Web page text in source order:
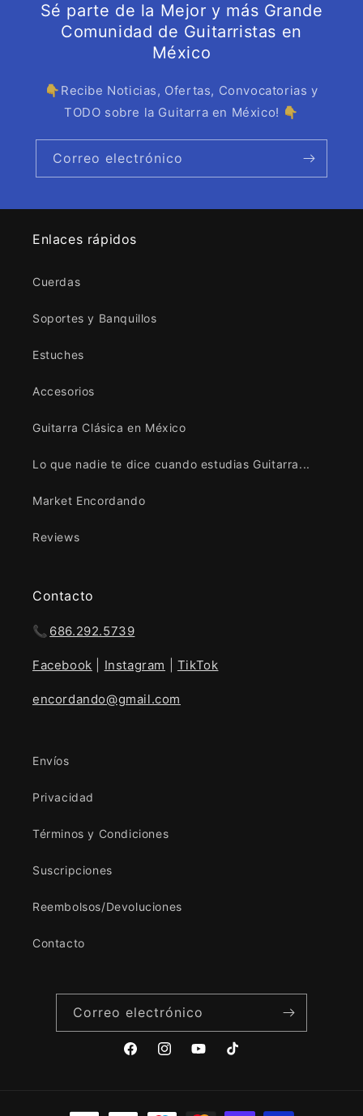
Sé parte de la Mejor y más Grande
Comunidad de Guitarristas en
México
👇Recibe Noticias, Ofertas, Convocatorias y
TODO sobre la Guitarra en México! 👇
Correo electrónico
Enlaces rápidos
Cuerdas
Soportes y Banquillos
Estuches
Accesorios
Guitarra Clásica en México
Lo que nadie te dice cuando estudias Guitarra...
Market Encordando
Reviews
Contacto
📞 686.292.5739
Facebook Instagram TikTok
encordando@gmail.com
Envíos
Privacidad
Términos y Condiciones
Suscripciones
Reembolsos/Devoluciones
Contacto
Correo electrónico
FacebookInstagramYouTubeTikTok